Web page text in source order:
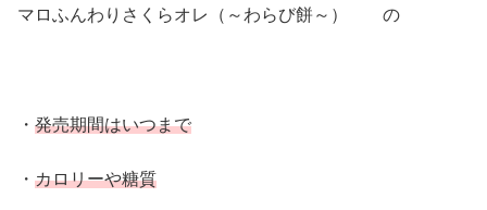
マロふんわりさくらオレ（～わらび餅～） の
・ 発売期間はいつまで
・ カロリーや糖質